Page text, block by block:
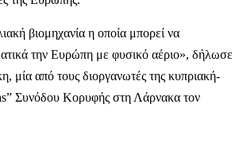
βιομηχανία η οποία μπορεί να
την Ευρώπη με φυσικό αέριο», δήλωσε
μία από τους διοργανωτές της κυπριακή-
Συνόδου Κορυφής στη Λάρνακα τον